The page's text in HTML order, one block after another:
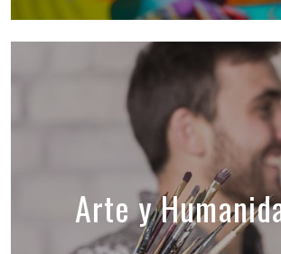
Arte y